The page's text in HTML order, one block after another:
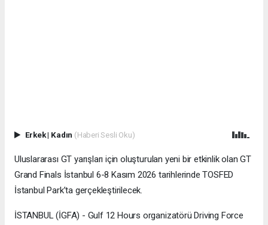
Erkek| Kadın (Haberi Sesli Oku)
Uluslararası GT yarışları için oluşturulan yeni bir etkinlik olan GT
Grand Finals İstanbul 6-8 Kasım 2026 tarihlerinde TOSFED
İstanbul Park’ta gerçekleştirilecek.
İSTANBUL (İGFA) - Gulf 12 Hours organizatörü Driving Force